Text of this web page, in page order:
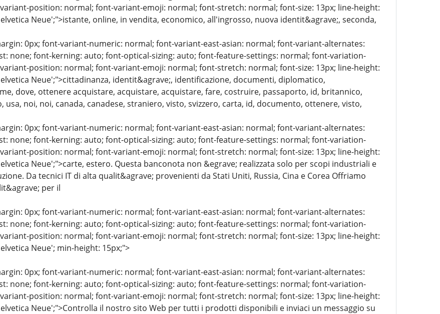
position: normal; font-variant-emoji: normal; font-stretch: normal; font-size: 13px; line-height:
Neue';">istante, online, in vendita, economico, all'ingrosso, nuova identit&agrave;, seconda,
0px; font-variant-numeric: normal; font-variant-east-asian: normal; font-variant-alternates:
none; font-kerning: auto; font-optical-sizing: auto; font-feature-settings: normal; font-variation-
position: normal; font-variant-emoji: normal; font-stretch: normal; font-size: 13px; line-height:
Neue';">cittadinanza, identit&agrave;, identificazione, documenti, diplomatico,
dove, ottenere acquistare, acquistare, acquistare, fare, costruire, passaporto, id, britannico,
usa, noi, noi, canada, canadese, straniero, visto, svizzero, carta, id, documento, ottenere, visto,
0px; font-variant-numeric: normal; font-variant-east-asian: normal; font-variant-alternates:
none; font-kerning: auto; font-optical-sizing: auto; font-feature-settings: normal; font-variation-
position: normal; font-variant-emoji: normal; font-stretch: normal; font-size: 13px; line-height:
Neue';">carte, estero. Questa banconota non &egrave; realizzata solo per scopi industriali e
Da tecnici IT di alta qualit&agrave; provenienti da Stati Uniti, Russia, Cina e Corea Offriamo
per il
0px; font-variant-numeric: normal; font-variant-east-asian: normal; font-variant-alternates:
none; font-kerning: auto; font-optical-sizing: auto; font-feature-settings: normal; font-variation-
position: normal; font-variant-emoji: normal; font-stretch: normal; font-size: 13px; line-height:
Neue'; min-height: 15px;">
0px; font-variant-numeric: normal; font-variant-east-asian: normal; font-variant-alternates:
none; font-kerning: auto; font-optical-sizing: auto; font-feature-settings: normal; font-variation-
position: normal; font-variant-emoji: normal; font-stretch: normal; font-size: 13px; line-height:
Neue';">Controlla il nostro sito Web per tutti i prodotti disponibili e inviaci un messaggio su